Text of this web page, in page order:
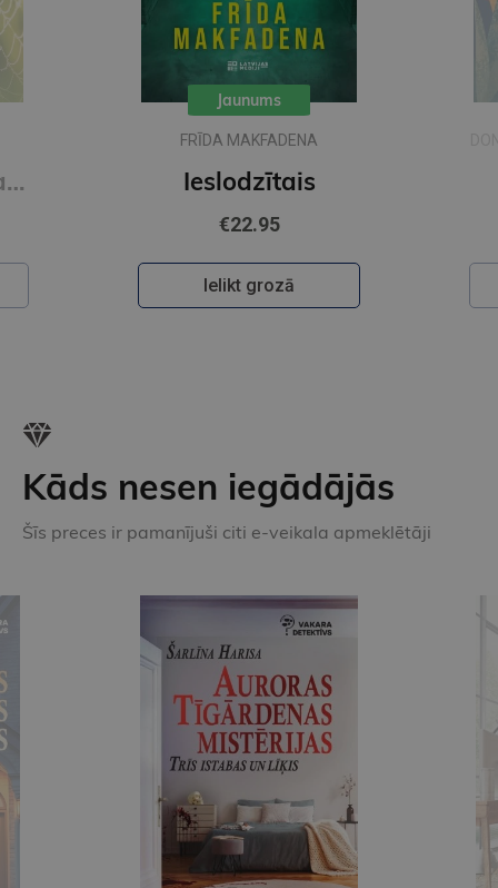
Zīda neceļi. Vakara romāns
Jaunums
FRĪDA MAKFADENA
Ieslodzītais
€22.95
Ielikt grozā
Kāds nesen iegādājās
Šīs preces ir pamanījuši citi e-veikala apmeklētāji